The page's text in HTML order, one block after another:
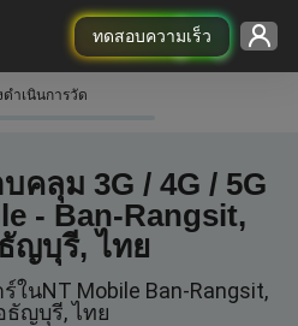
ทดสอบความเร็ว
ดําเนินการวัด
คลุม 3G / 4G / 5G
- Ban-Rangsit,
ญบุรี, ไทย
ในNT Mobile Ban-Rangsit,
ธัญบุรี, ไทย